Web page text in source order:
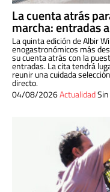
La cuenta atrás
marcha: entradas
La quinta edición de Albir
enogastronómicos más
su cuenta atrás con la
entradas. La cita tendrá
reunir una cuidada
directo.
04/08/2026Actualidad